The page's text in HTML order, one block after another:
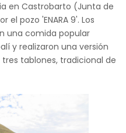
en Castrobarto (Junta de
pozo 'ENARA 9'. Los
una comida popular
y realizaron una versión
tablones, tradicional de